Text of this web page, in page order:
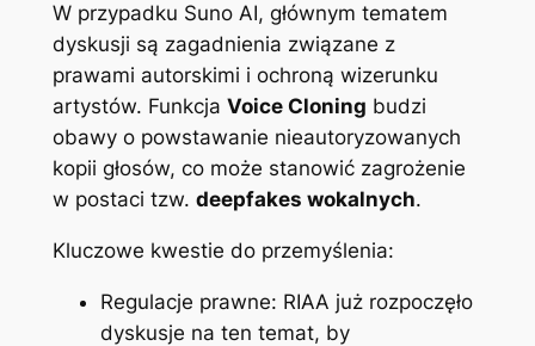
W przypadku Suno AI, głównym tematem
dyskusji są zagadnienia związane z
prawami autorskimi i ochroną wizerunku
artystów. Funkcja Voice Cloning budzi
obawy o powstawanie nieautoryzowanych
kopii głosów, co może stanowić zagrożenie
w postaci tzw. deepfakes wokalnych.
Kluczowe kwestie do przemyślenia:
Regulacje prawne: RIAA już rozpoczęło
dyskusje na ten temat, by